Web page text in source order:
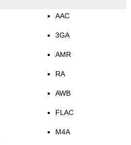
AAC
3GA
AMR
RA
AWB
FLAC
M4A